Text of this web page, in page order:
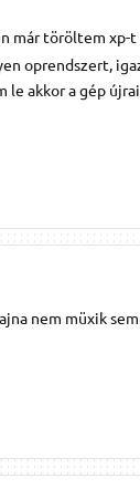
már töröltem xp-
oprendszert,
le akkor a gép
nem müxik